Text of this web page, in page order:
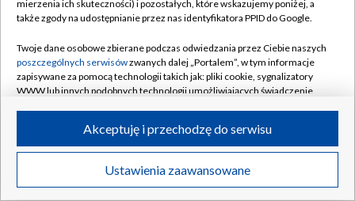
Naziemna Telewizja Cyfrowa
Rada Programowa
System NOS
Informacje o nadawcy
Program dla prasy
Ogłoszenie przetargowe
Pomoc
Kontakt
Kanały
©2026 Telewizja Polska S.A. w likwidacji
mierzenia ich skuteczności) i pozostałych, które wskazujemy poniżej, a
także zgody na udostępnianie przez nas identyfikatora PPID do Google.
Twoje dane osobowe zbierane podczas odwiedzania przez Ciebie naszych
poszczególnych serwisówzwanych dalej „Portalem”, w tym informacje
zapisywane za pomocą technologii takich jak: pliki cookie, sygnalizatory
WWW lub innych podobnych technologii umożliwiających świadczenie
ruchu w Internecie.
Twoje dane osobowe zbierane podczas odwiedzania przez Ciebie
poszczególnych serwisówna Portalu, takie jak adresy IP, identyfikatory
Ustawienia zaawansowane
Akceptuję i przechodzę do serwisu